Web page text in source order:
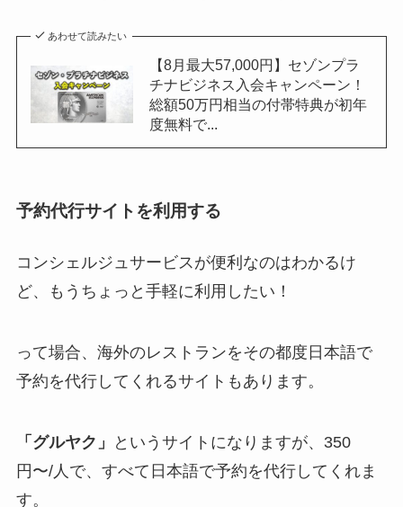
あわせて読みたい
【8月最大57,000円】セゾンプラ
チナビジネス入会キャンペーン！
総額50万円相当の付帯特典が初年
度無料で...
予約代行サイトを利用する
コンシェルジュサービスが便利なのはわかるけ
ど、もうちょっと手軽に利用したい！
って場合、海外のレストランをその都度日本語で
予約を代行してくれるサイトもあります。
「グルヤク」
というサイトになりますが、350
円〜/人で、すべて日本語で予約を代行してくれま
す。